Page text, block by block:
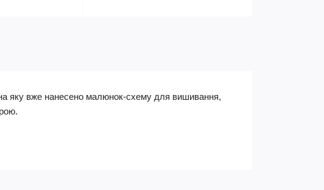
яку вже нанесено малюнок-схему для вишивання,